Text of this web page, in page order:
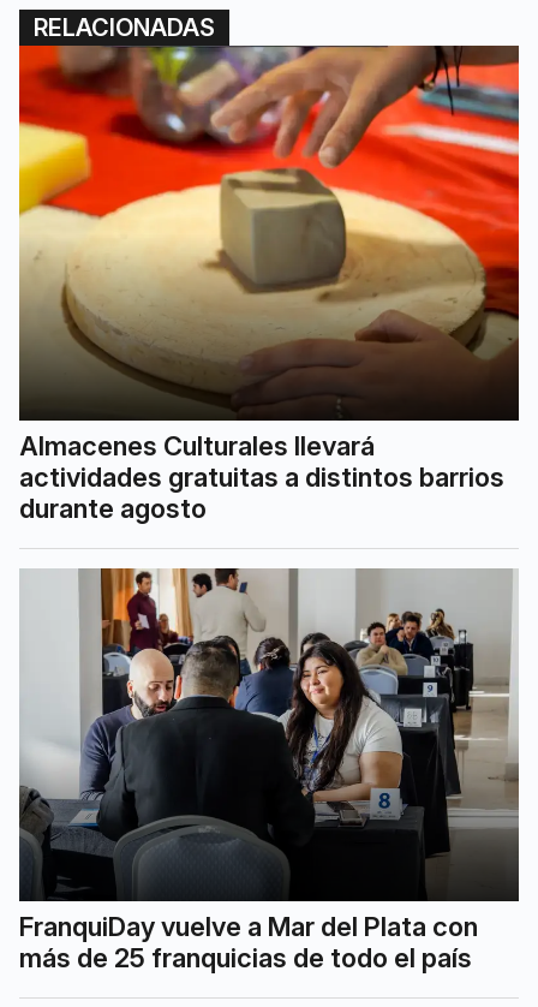
RELACIONADAS
Almacenes Culturales llevará
actividades gratuitas a distintos barrios
durante agosto
FranquiDay vuelve a Mar del Plata con
más de 25 franquicias de todo el país